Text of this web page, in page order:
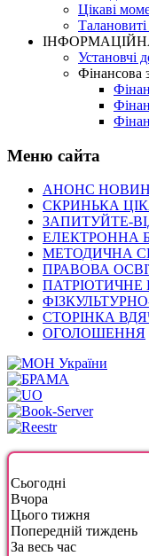
Цікаві
Установчі
Фінансова
Меню сайта
АНОНС НОВИН
СКРИНЬКА
ЗАПИТУЙТЕ-
ЕЛЕКТРОННА
МЕТОДИЧНА
ПРАВОВА
СТОРІНКА
ОГОЛОШЕННЯ
Сьогодні
Вчора
Цього тижня
Попередній тиждень
За весь час